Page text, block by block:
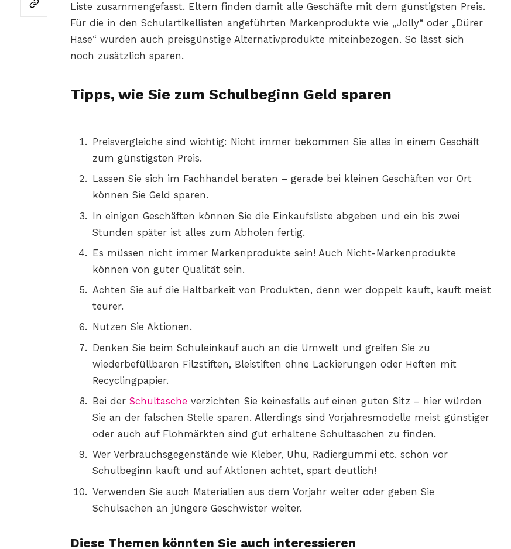
Liste zusammengefasst. Eltern finden damit alle Geschäfte mit dem günstigsten Preis.
Für die in den Schulartikellisten angeführten Markenprodukte wie „Jolly“ oder „Dürer
Hase“ wurden auch preisgünstige Alternativprodukte miteinbezogen. So lässt sich
noch zusätzlich sparen.
Tipps, wie Sie zum Schulbeginn Geld sparen
Preisvergleiche sind wichtig: Nicht immer bekommen Sie alles in einem Geschäft
zum günstigsten Preis.
Lassen Sie sich im Fachhandel beraten – gerade bei kleinen Geschäften vor Ort
können Sie Geld sparen.
In einigen Geschäften können Sie die Einkaufsliste abgeben und ein bis zwei
Stunden später ist alles zum Abholen fertig.
Es müssen nicht immer Markenprodukte sein! Auch Nicht-Markenprodukte
können von guter Qualität sein.
Achten Sie auf die Haltbarkeit von Produkten, denn wer doppelt kauft, kauft meist
teurer.
Nutzen Sie Aktionen.
Denken Sie beim Schuleinkauf auch an die Umwelt und greifen Sie zu
wiederbefüllbaren Filzstiften, Bleistiften ohne Lackierungen oder Heften mit
Recyclingpapier.
Bei der Schultasche verzichten Sie keinesfalls auf einen guten Sitz – hier würden
Sie an der falschen Stelle sparen. Allerdings sind Vorjahresmodelle meist günstiger
oder auch auf Flohmärkten sind gut erhaltene Schultaschen zu finden.
Wer Verbrauchsgegenstände wie Kleber, Uhu, Radiergummi etc. schon vor
Schulbeginn kauft und auf Aktionen achtet, spart deutlich!
Verwenden Sie auch Materialien aus dem Vorjahr weiter oder geben Sie
Schulsachen an jüngere Geschwister weiter.
Diese Themen könnten Sie auch interessieren